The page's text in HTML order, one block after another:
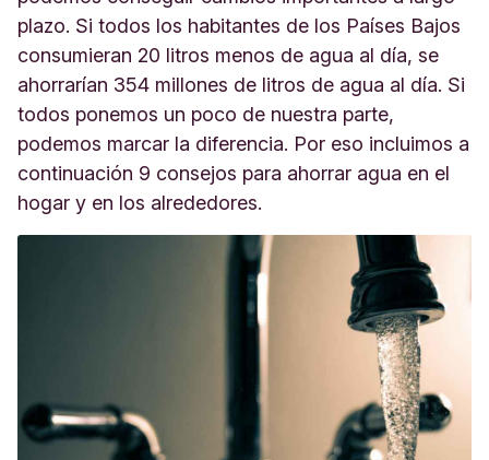
plazo. Si todos los habitantes de los Países Bajos
consumieran 20 litros menos de agua al día, se
ahorrarían 354 millones de litros de agua al día. Si
todos ponemos un poco de nuestra parte,
podemos marcar la diferencia. Por eso incluimos a
continuación 9 consejos para ahorrar agua en el
hogar y en los alrededores.